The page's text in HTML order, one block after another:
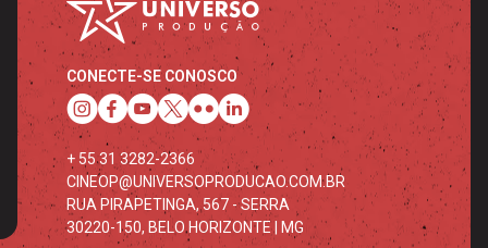
CONECTE-SE CONOSCO
+ 55 31 3282-2366
CINEOP@UNIVERSOPRODUCAO.COM.BR
RUA PIRAPETINGA, 567 - SERRA
30220-150, BELO HORIZONTE | MG